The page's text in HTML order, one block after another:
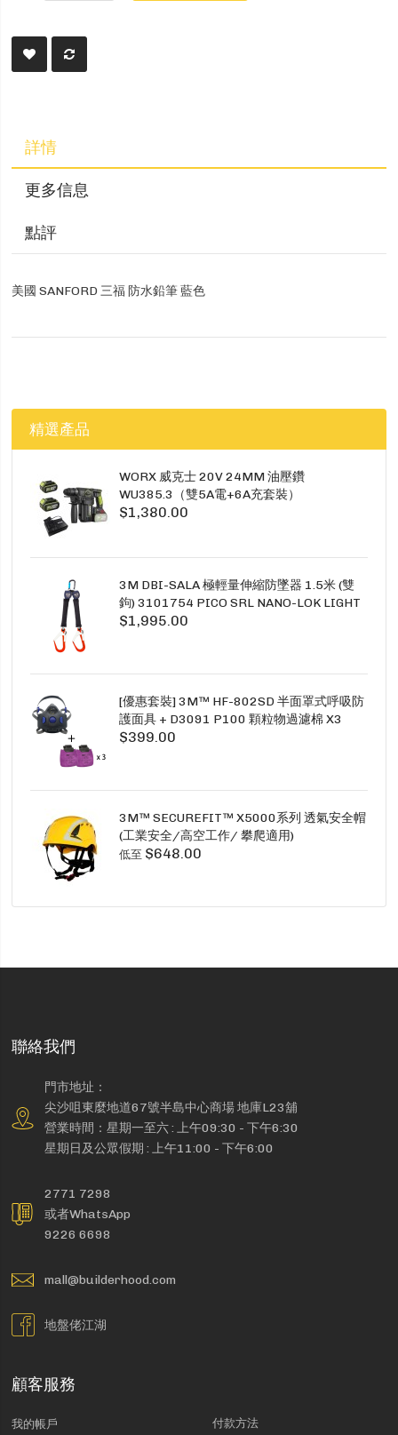
詳情
更多信息
點評
美國 SANFORD 三福 防水鉛筆 藍色
精選產品
WORX 威克士 20V 24MM 油壓鑽
WU385.3（雙5A電+6A充套裝）
$1,380.00
3M DBI-SALA 極輕量伸縮防墜器 1.5米 (雙
鉤) 3101754 PICO SRL NANO-LOK LIGHT
1.5M TWINS
$1,995.00
[優惠套裝] 3M™ HF-802SD 半面罩式呼吸防
護面具 + D3091 P100 顆粒物過濾棉 X3
SECURE CLICK HF-802SD HF-800SD 系列
$399.00
3M™ SECUREFIT™ X5000系列 透氣安全帽
(工業安全/高空工作/ 攀爬適用)
低至 $648.00
聯絡我們
門市地址：
尖沙咀東麼地道67號半島中心商場 地庫L23舖
營業時間：星期一至六 : 上午09:30 - 下午6:30
星期日及公眾假期 : 上午11:00 - 下午6:00
2771 7298
或者WhatsApp
9226 6698
mall@builderhood.com
地盤佬江湖
顧客服務
我的帳戶 付款方法